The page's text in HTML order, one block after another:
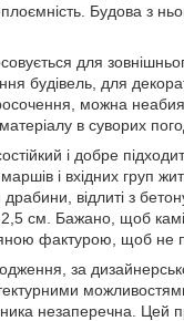
Будова з
для
будівель, для
можна
в суворих
і добре
і вхідних груп
відлиті з
см. Бажано, щоб
фактурою, щоб не
за
незаперечна. Цей